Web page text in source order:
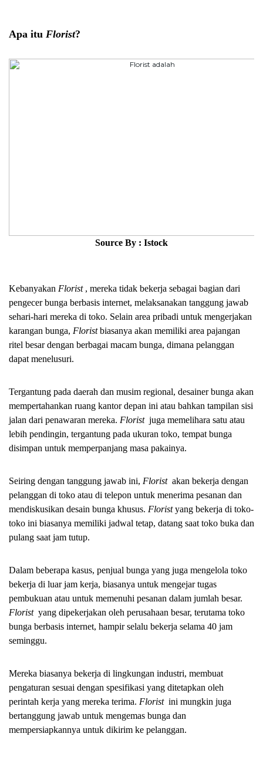
Apa itu Florist?
Source By : Istock
Kebanyakan Florist , mereka tidak bekerja sebagai bagian dari
pengecer bunga berbasis internet, melaksanakan tanggung jawab
sehari-hari mereka di toko. Selain area pribadi untuk mengerjakan
karangan bunga, Florist biasanya akan memiliki area pajangan
ritel besar dengan berbagai macam bunga, dimana pelanggan
dapat menelusuri.
Tergantung pada daerah dan musim regional, desainer bunga akan
mempertahankan ruang kantor depan ini atau bahkan tampilan sisi
jalan dari penawaran mereka. Florist juga memelihara satu atau
lebih pendingin, tergantung pada ukuran toko, tempat bunga
disimpan untuk memperpanjang masa pakainya.
Seiring dengan tanggung jawab ini, Florist akan bekerja dengan
pelanggan di toko atau di telepon untuk menerima pesanan dan
mendiskusikan desain bunga khusus. Florist yang bekerja di toko-
toko ini biasanya memiliki jadwal tetap, datang saat toko buka dan
pulang saat jam tutup.
Dalam beberapa kasus, penjual bunga yang juga mengelola toko
bekerja di luar jam kerja, biasanya untuk mengejar tugas
Florist yang dipekerjakan oleh perusahaan besar, terutama toko
bunga berbasis internet, hampir selalu bekerja selama 40 jam
seminggu.
Mereka biasanya bekerja di lingkungan industri, membuat
pengaturan sesuai dengan spesifikasi yang ditetapkan oleh
perintah kerja yang mereka terima. Florist ini mungkin juga
bertanggung jawab untuk mengemas bunga dan
mempersiapkannya untuk dikirim ke pelanggan.